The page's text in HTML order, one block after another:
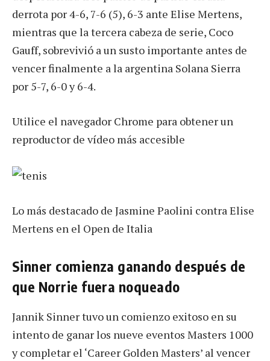
derrota por 4-6, 7-6 (5), 6-3 ante Elise Mertens,
mientras que la tercera cabeza de serie, Coco
Gauff, sobrevivió a un susto importante antes de
vencer finalmente a la argentina Solana Sierra
por 5-7, 6-0 y 6-4.
Utilice el navegador Chrome para obtener un
reproductor de vídeo más accesible
Lo más destacado de Jasmine Paolini contra Elise
Mertens en el Open de Italia
Sinner comienza ganando después de
que Norrie fuera noqueado
Jannik Sinner tuvo un comienzo exitoso en su
intento de ganar los nueve eventos Masters 1000
y completar el ‘Career Golden Masters’ al vencer